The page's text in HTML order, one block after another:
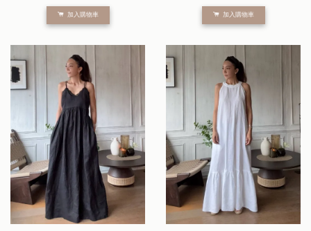
加入購物車 加入購物車